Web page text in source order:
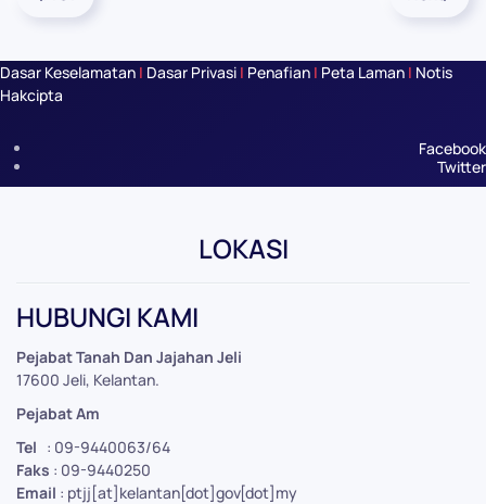
Dasar Keselamatan | Dasar Privasi | Penafian | Peta Laman | Notis
Hakcipta
Facebook
Twitter
LOKASI
−
HUBUNGI KAMI
Pejabat Tanah Dan Jajahan Jeli
17600 Jeli, Kelantan.
Pejabat Am
Tel : 09-9440063/64
Faks : 09-9440250
Email : ptjj[at]kelantan[dot]gov[dot]my